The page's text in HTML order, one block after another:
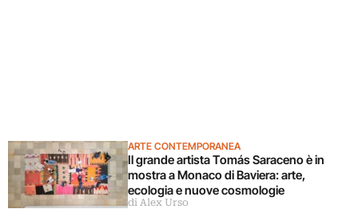
ARTE CONTEMPORANEA
Il grande artista Tomás Saraceno è in
mostra a Monaco di Baviera: arte,
ecologia e nuove cosmologie
di Alex Urso